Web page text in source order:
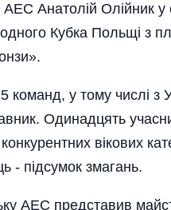
Анатолій Олі­йник у
Кубка Польщі з
команд, у тому числі з
Одинадцять
вікових
- підсумок змагань.
АЕС представив